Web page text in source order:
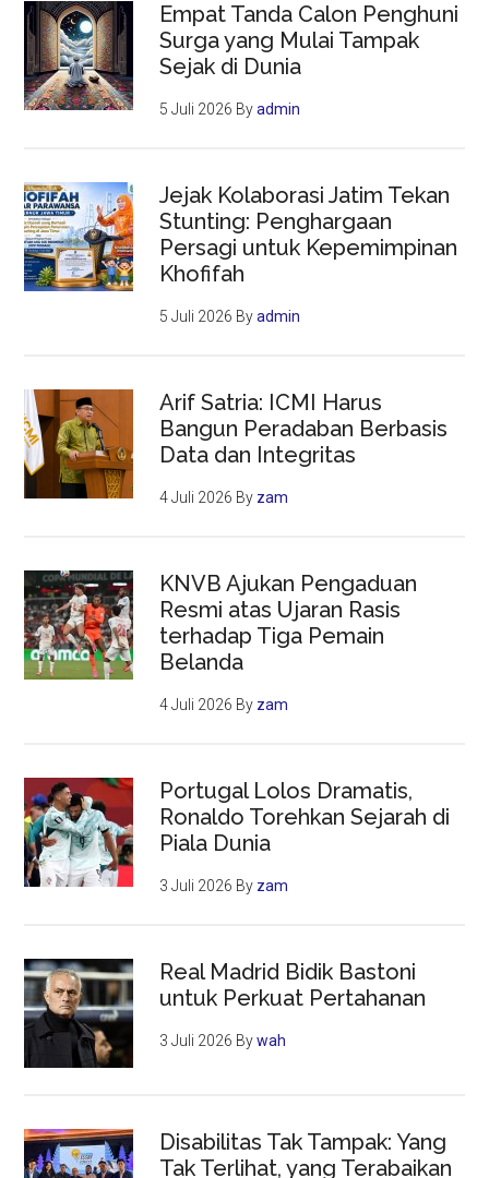
Empat Tanda Calon Penghuni
Surga yang Mulai Tampak
Sejak di Dunia
5 Juli 2026 Byadmin
Jejak Kolaborasi Jatim Tekan
Stunting: Penghargaan
Persagi untuk Kepemimpinan
Khofifah
5 Juli 2026 Byadmin
Arif Satria: ICMI Harus
Bangun Peradaban Berbasis
Data dan Integritas
4 Juli 2026 By zam
KNVB Ajukan Pengaduan
Resmi atas Ujaran Rasis
terhadap Tiga Pemain
Belanda
4 Juli 2026 By zam
Portugal Lolos Dramatis,
Ronaldo Torehkan Sejarah di
Piala Dunia
3 Juli 2026 By zam
Real Madrid Bidik Bastoni
untuk Perkuat Pertahanan
3 Juli 2026 Bywah
Disabilitas Tak Tampak: Yang
Tak Terlihat, yang Terabaikan